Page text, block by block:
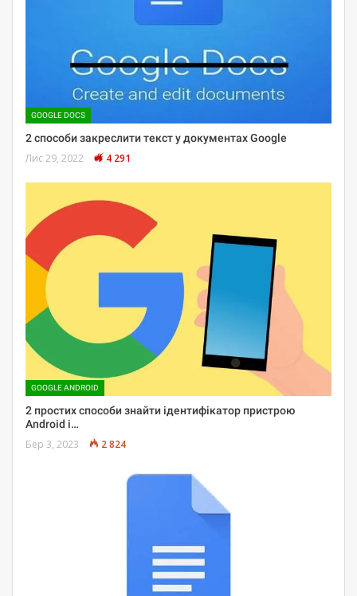
GOOGLE DOCS
2 способи закреслити текст у документах Google
Лис 29, 2022 4 291
GOOGLE ANDROID
2 простих способи знайти ідентифікатор пристрою
Android і…
Бер 3, 2023 2 824